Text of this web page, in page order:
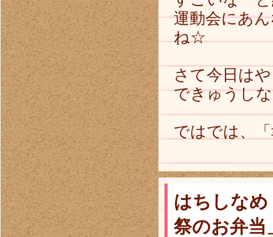
運動会にあ
ね☆
さて今日は
できゅうし
ではでは、
はちしな
祭のお弁当